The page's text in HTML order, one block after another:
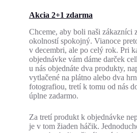
Akcia 2+1 zdarma
Chceme, aby boli naši zákazníci
okolností spokojný. Vianoce
v decembri, ale po celý rok. Pri
objednávke vám dáme darček
u nás objednáte dva produkty,
vytlačené na plátno alebo dva
fotografiou, tretí k tomu od nás
úplne zadarmo.
Za tretí produkt k objednávke
je v tom žiaden háčik.